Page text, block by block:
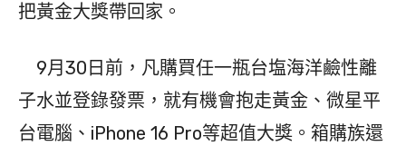
把黃金大獎帶回家。
9月30日前，凡購買任一瓶台塩海洋鹼性離
子水並登錄發票，就有機會抱走黃金、微星平
台電腦、iPhone 16 Pro等超值大獎。箱購族還